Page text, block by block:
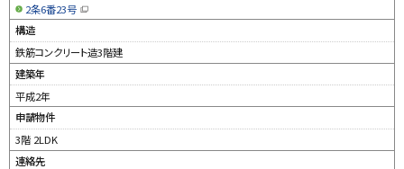
2条6番23号
（
規
ウ
ィ
ン
ウ
開
ま
）
構造
鉄筋コンクリート造3階建
建築年
平成2年
申請物件
3階 2LDK
連絡先